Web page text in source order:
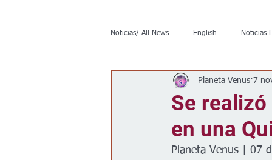
Noticias/ All News English Noticias
Inmigración Crimen
Clima Vivienda
Se
en una
Planeta Venus 7
Planeta Venus | 07